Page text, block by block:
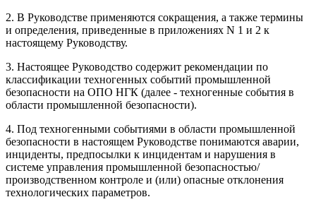
2. В Руководстве применяются сокращения, а также термины
и определения, приведенные в приложениях N 1 и 2 к
настоящему Руководству.
3. Настоящее Руководство содержит рекомендации по
классификации техногенных событий промышленной
безопасности на ОПО НГК (далее - техногенные события в
области промышленной безопасности).
4. Под техногенными событиями в области промышленной
безопасности в настоящем Руководстве понимаются аварии,
инциденты, предпосылки к инцидентам и нарушения в
системе управления промышленной безопасностью/
производственном контроле и (или) опасные отклонения
технологических параметров.